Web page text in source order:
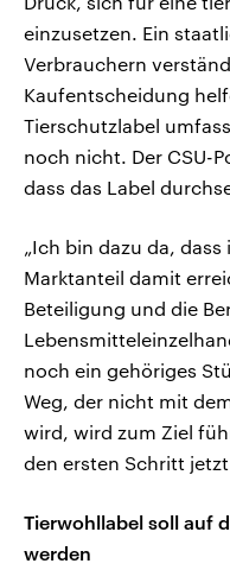
einzusetzen. Ein
Verbrauchern
Kaufentscheidung
Tierschutzlabel
noch nicht. Der CSU-
dass das Label
„Ich bin dazu da,
Marktanteil damit
Beteiligung und die
noch ein gehöriges
Weg, der nicht mit
wird, wird zum Ziel
den ersten Schritt
Tierwohllabel soll auf
werden